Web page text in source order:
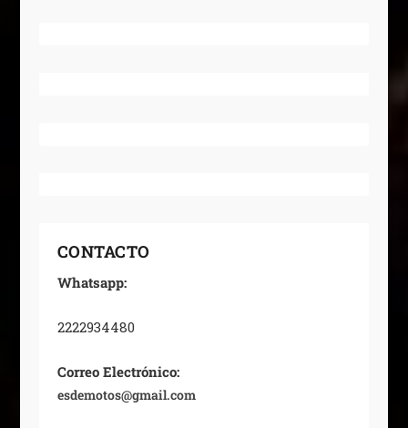
CONTACTO
Whatsapp:
2222934480
Correo Electrónico:
esdemotos@gmail.com